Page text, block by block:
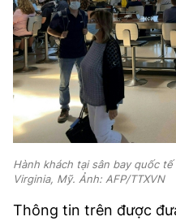
Hành khách tại sân bay quốc
Virginia, Mỹ. Ảnh: AFP/TTXVN
Thông tin trên được